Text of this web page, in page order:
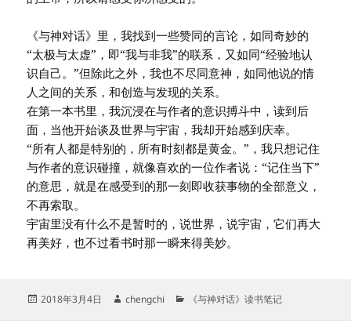
《与神对话》里，我找到一些赞同的言论，如同奇妙的
“太极与太虚”，即“我与非我”的联系，又如同“经验地认
识自己。”但除此之外，我也不尽同意神，如同他说的情
人之间的关系，和创造与发现的关系。
在第一本书里，我沉浸在与作者的意识搏斗中，读到后
面，当他开始谈及世界与宇宙，我却开始感到庆幸。
“所有人都是特别的，所有时刻都是黄金。”，我只想记住
与作者的意识碰撞，就像喜欢的一位作者说：“记住当下”
的意思，就是在感受到的那一刻即收获事物的全部意义，
不再索取。
宇宙里没有什么不是暂时的，说世界，说宇宙，它们再大
再美好，也不过看书时那一瞬来得美妙。
发
2018年3月4日
作
chengchi
分《与神对话》读书笔记